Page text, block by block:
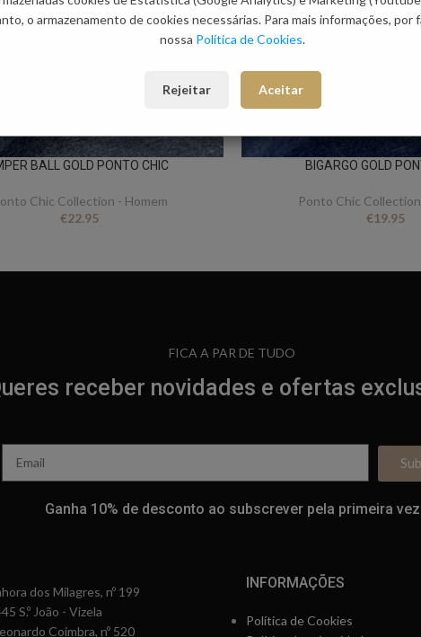
BALL GOLD PONTO CHIC
Chic Collection - Homem
€22.95
BIGARGO GOLD
Ponto Chic
€19.95
FICA A PAR DE TUDO
receber novidades e ofertas
Ganha 10% de desconto ao subscrever pela primeira vez
dos Milagres, nº 199
S.º João - Vizela
Coimbra, nº 520
INFORMAÇÕES
Política de Cookies
o armazenamento de cookies necessárias. Para mais informações, por
nossa Política de Cookies.
Rejeitar Aceitar